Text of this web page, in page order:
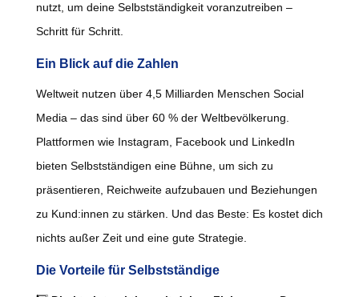
nutzt, um deine Selbstständigkeit voranzutreiben –
Schritt für Schritt.
Ein Blick auf die Zahlen
Weltweit nutzen über 4,5 Milliarden Menschen Social
Media – das sind über 60 % der Weltbevölkerung.
Plattformen wie Instagram, Facebook und LinkedIn
bieten Selbstständigen eine Bühne, um sich zu
präsentieren, Reichweite aufzubauen und Beziehungen
zu Kund:innen zu stärken. Und das Beste: Es kostet dich
nichts außer Zeit und eine gute Strategie.
Die Vorteile für Selbstständige